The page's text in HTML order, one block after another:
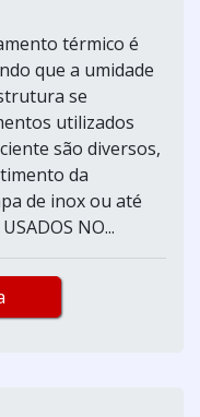
térmico é
que a umidade
se
utilizados
são diversos,
da
de inox ou até
NO...